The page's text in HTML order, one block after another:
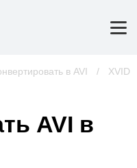
в AVI /
XVID
AVI в